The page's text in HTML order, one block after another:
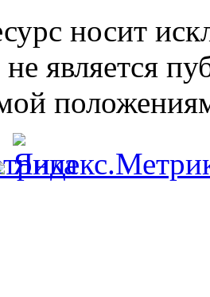
носит
не является